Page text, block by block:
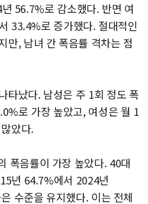
56.7%로 감소했다. 반면 여
33.4%로 증가했다. 절대적인
만, 남녀 간 폭음률 격차는 점
타났다. 남성은 주 1회 정도 폭
로 가장 높았고, 여성은 월 1
았다.
폭음률이 가장 높았다. 40대
년 64.7%에서 2024년
수준을 유지했다. 이는 전체